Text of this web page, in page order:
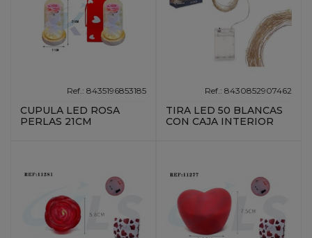
Ref.: 8435196853185
CUPULA LED ROSA
PERLAS 21CM
Ref.: 8430852907462
TIRA LED 50 BLANCAS
CON CAJA INTERIOR